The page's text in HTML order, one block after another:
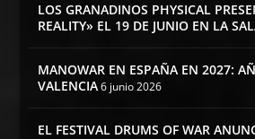
LOS GRANADINOS PHYSICAL
REALITY» EL 19 DE JUNIO EN LA
MANOWAR EN ESPAÑA EN 2027:
VALENCIA 6 junio 2026
EL FESTIVAL DRUMS OF WAR